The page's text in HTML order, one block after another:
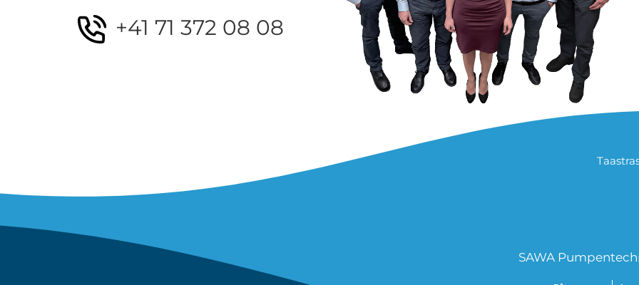
+41 71 372 08 08
SAWA